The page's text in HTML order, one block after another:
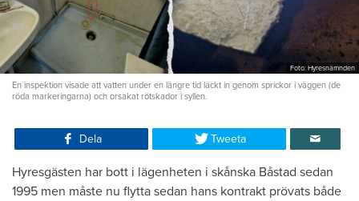
Foto: Hyresnämnden
En inspektion visade att vatten under en längre tid läckt in genom sprickor i väggen (de
röda markeringarna) och orsakat rötskador i syllen.
Dela Tweeta
Hyresgästen har bott i lägenheten i skånska Båstad sedan
1995 men måste nu flytta sedan hans kontrakt prövats både